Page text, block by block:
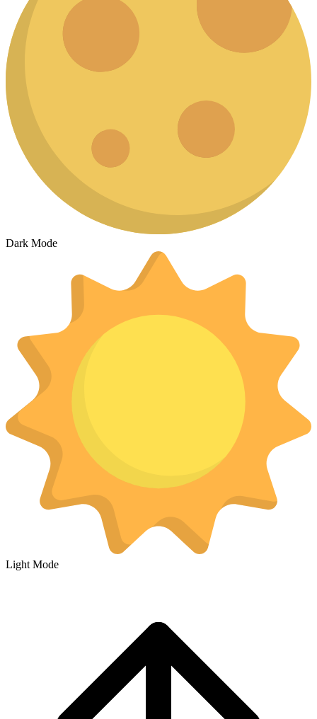
Dark Mode
Light Mode